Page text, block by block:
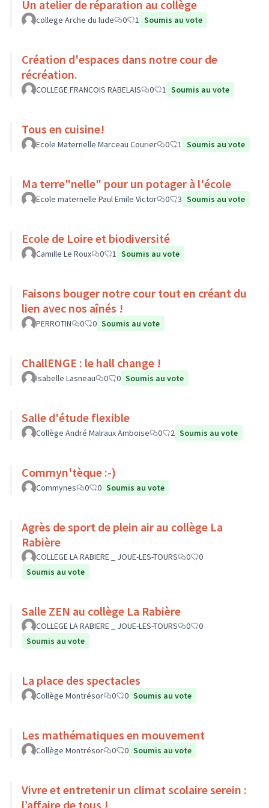
Un atelier de réparation au collège
college Arche du lude 0 1 Soumis au vote
Création d'espaces dans notre cour de
récréation.
COLLEGE FRANCOIS RABELAIS 0 1 Soumis au vote
Tous en cuisine!
Ecole Maternelle Marceau Courier 0 1 Soumis au vote
Ma terre"nelle" pour un potager à l'école
Ecole maternelle Paul Emile Victor 0 3 Soumis au vote
Ecole de Loire et biodiversité
Camille Le Roux 0 1 Soumis au vote
Faisons bouger notre cour tout en créant du
lien avec nos aînés !
PERROTIN 0 0 Soumis au vote
ChallENGE : le hall change !
Isabelle Lasneau 0 0 Soumis au vote
Salle d'étude flexible
Collège André Malraux Amboise 0 2 Soumis au vote
Commyn'tèque :-)
Commynes 0 0 Soumis au vote
Agrès de sport de plein air au collège La
Rabière
COLLEGE LA RABIERE _ JOUE-LES-TOURS 0
0
Soumis au vote
Salle ZEN au collège La Rabière
COLLEGE LA RABIERE _ JOUE-LES-TOURS 0
0
Soumis au vote
La place des spectacles
Collège Montrésor 0 0 Soumis au vote
Les mathématiques en mouvement
Collège Montrésor 0 0 Soumis au vote
Vivre et entretenir un climat scolaire serein :
l’affaire de tous !